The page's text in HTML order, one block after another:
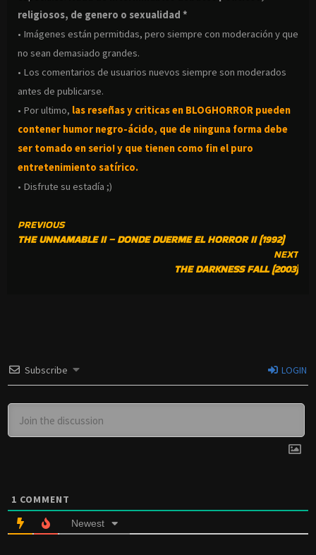
religiosos, de genero o sexualidad *
• Imágenes están permitidas, pero siempre con moderación y que
no sean demasiado grandes.
• Los comentarios de usuarios nuevos siempre son moderados
antes de publicarse.
• Por ultimo, las reseñas y criticas en BLOGHORROR pueden
contener humor negro-ácido, que de ninguna forma debe
ser tomado en serio! y que tienen como fin el puro
entretenimiento satírico.
• Disfrute su estadía ;)
CONTINUE
READING
PREVIOUS
THE UNNAMABLE II – DONDE DUERME EL HORROR II (1992)
NEXT
THE DARKNESS FALL (2003)
Subscribe LOGIN
1 COMMENT
Newest